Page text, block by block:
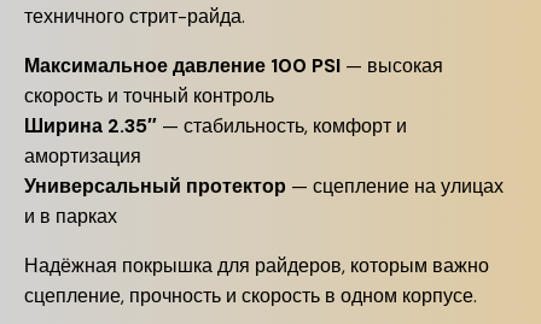
техничного стрит-райда.
Максимальное давление 100 PSI — высокая
скорость и точный контроль
Ширина 2.35″ — стабильность, комфорт и
амортизация
Универсальный протектор — сцепление на улицах
и в парках
Надёжная покрышка для райдеров, которым важно
сцепление, прочность и скорость в одном корпусе.